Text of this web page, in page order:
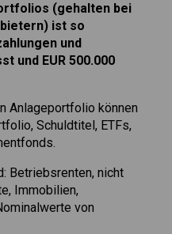
(gehalten bei
ist so
und
und EUR 500.000
Anlageportfolio können
Schuldtitel, ETFs,
Betriebsrenten, nicht
Immobilien,
von